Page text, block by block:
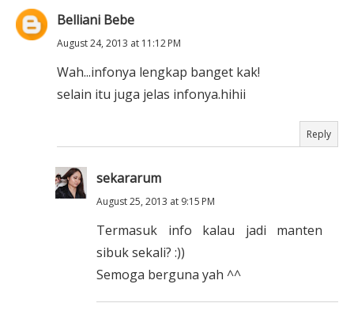
Belliani Bebe
August 24, 2013 at 11:12 PM
Wah...infonya lengkap banget kak!
selain itu juga jelas infonya.hihii
Reply
sekararum
August 25, 2013 at 9:15 PM
Termasuk info kalau jadi manten
sibuk sekali? :))
Semoga berguna yah ^^